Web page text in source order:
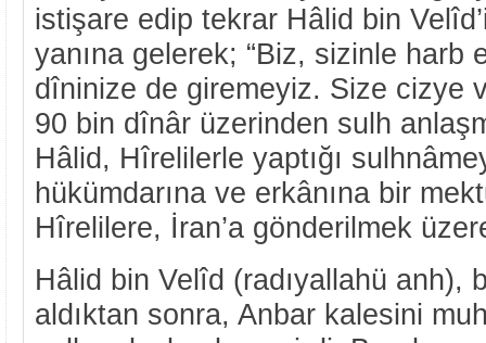
istişare edip tekrar Hâlid bin
yanına gelerek; “Biz, sizinle harb
dîninize de giremeyiz. Size cizye
90 bin dînâr üzerinden sulh
Hâlid, Hîrelilerle yaptığı
hükümdarına ve erkânına bir
Hîrelilere, İran’a gönderilmek
Hâlid bin Velîd (radıyallahü anh),
aldıktan sonra, Anbar kalesini